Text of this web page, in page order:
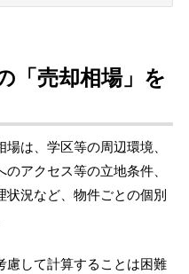
「売却相場」を
は、学区等の周辺環境、
アクセス等の立地条件、
況など、物件ごとの個別
慮して計算することは困難